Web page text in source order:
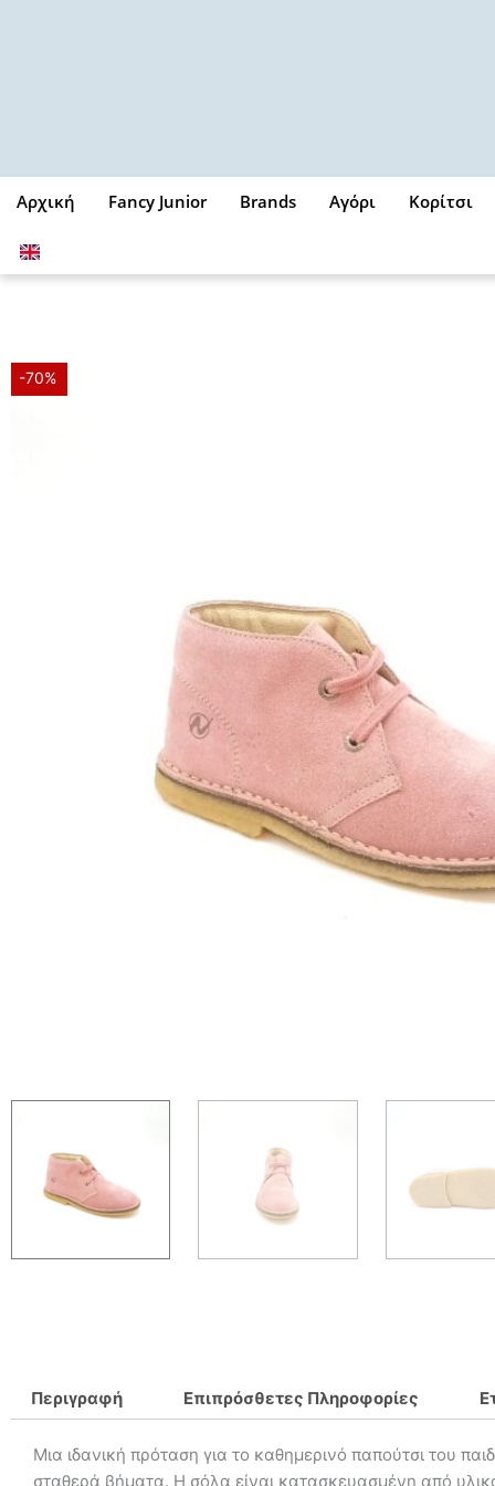
Αρχική Fancy Junior Brands Αγόρι Κορίτσι
-70%
Περιγραφή Επιπρόσθετες Πληροφορίες
Μια ιδανική πρόταση για το καθημερινό παπούτσι του
σταθερά βήματα. Η σόλα είναι κατασκευασμένη από